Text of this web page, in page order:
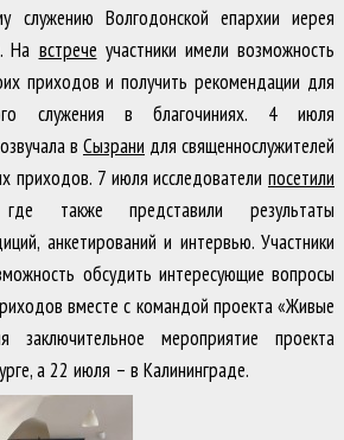
служению Волгодонской епархии иерея
На встрече участники имели возможность
приходов и получить рекомендации для
служения в благочиниях. 4 июля
в Сызрани для священнослужителей
приходов. 7 июля исследователи посетили
также представили результаты
анкетирований и интервью. Участники
обсудить интересующие вопросы
вместе с командой проекта «Живые
заключительное мероприятие проекта
а 22 июля – в Калининграде.